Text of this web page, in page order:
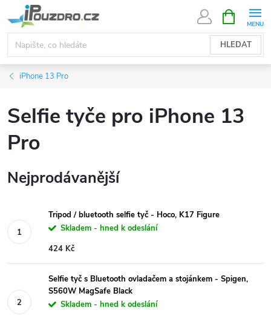
na
obsah
HLEDAT
NÁKUPNÍ
KOŠÍK
iPhone 13 Pro
Selfie tyče pro iPhone 13
Pro
Nejprodávanější
Tripod / bluetooth selfie tyč - Hoco, K17 Figure
Skladem - hned k odeslání
424 Kč
Selfie tyč s Bluetooth ovladačem a stojánkem - Spigen,
S560W MagSafe Black
Skladem - hned k odeslání